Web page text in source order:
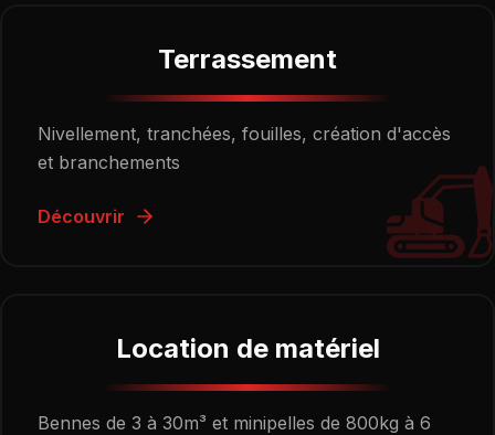
Terrassement
Nivellement, tranchées, fouilles, création d'accès
et branchements
Découvrir
Location de matériel
Bennes de 3 à 30m³ et minipelles de 800kg à 6